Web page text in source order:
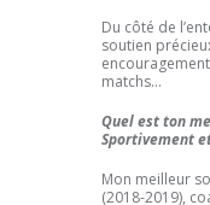
Du côté de
soutien
matchs…
Quel est ton
Sportivement
Mon meilleur
(2018-2019),